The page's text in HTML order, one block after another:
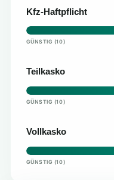
Kfz-Haftpflicht
GÜNSTIG (10)
Teilkasko
GÜNSTIG (10)
Vollkasko
GÜNSTIG (10)